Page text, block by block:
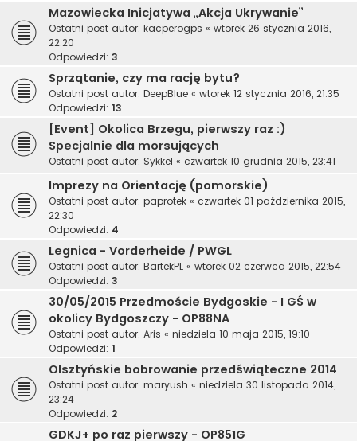
Mazowiecka Inicjatywa „Akcja Ukrywanie”
Ostatni post autor: kacperogps « wtorek 26 stycznia 2016,
22:20
Odpowiedzi: 3
Sprzątanie, czy ma rację bytu?
Ostatni post autor: DeepBlue « wtorek 12 stycznia 2016, 21:35
Odpowiedzi: 13
[Event] Okolica Brzegu, pierwszy raz :)
Specjalnie dla morsujących
Ostatni post autor: Sykkel « czwartek 10 grudnia 2015, 23:41
Imprezy na Orientację (pomorskie)
Ostatni post autor: paprotek « czwartek 01 października 2015,
22:30
Odpowiedzi: 4
Legnica - Vorderheide / PWGL
Ostatni post autor: BartekPL « wtorek 02 czerwca 2015, 22:54
Odpowiedzi: 3
30/05/2015 Przedmoście Bydgoskie - I GŚ w
okolicy Bydgoszczy - OP88NA
Ostatni post autor: Aris « niedziela 10 maja 2015, 19:10
Odpowiedzi: 1
Olsztyńskie bobrowanie przedświąteczne 2014
Ostatni post autor: maryush « niedziela 30 listopada 2014,
23:24
Odpowiedzi: 2
GDKJ+ po raz pierwszy - OP851G